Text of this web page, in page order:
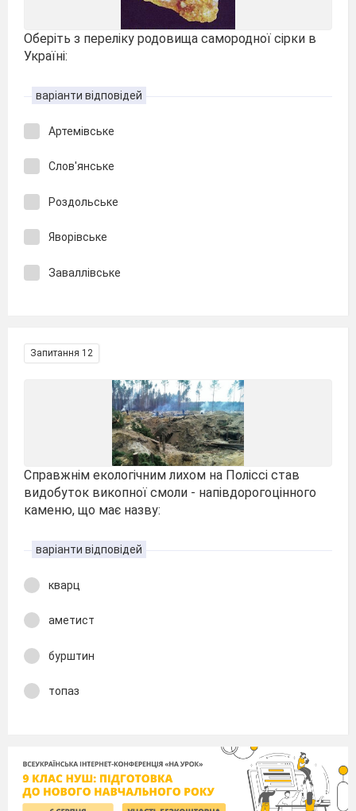
Оберіть з переліку родовища самородної сірки в
Україні:
варіанти відповідей
Артемівське
Слов'янське
Роздольське
Яворівське
Заваллівське
Запитання 12
Справжнім екологічним лихом на Поліссі став
видобуток викопної смоли - напівдорогоцінного
каменю, що має назву:
варіанти відповідей
кварц
аметист
бурштин
топаз